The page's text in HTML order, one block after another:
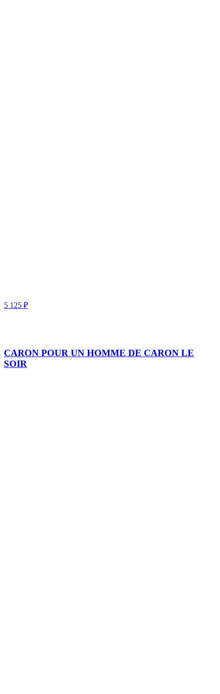
5 125 ₽
CARON POUR UN HOMME DE CARON LE
SOIR